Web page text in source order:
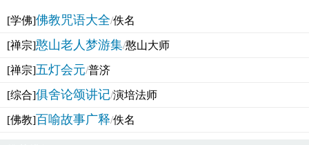
[学佛]佛教咒语大全/佚名
[禅宗]憨山老人梦游集/憨山大师
[禅宗]五灯会元/普济
[综合]俱舍论颂讲记/演培法师
[佛教]百喻故事广释/佚名